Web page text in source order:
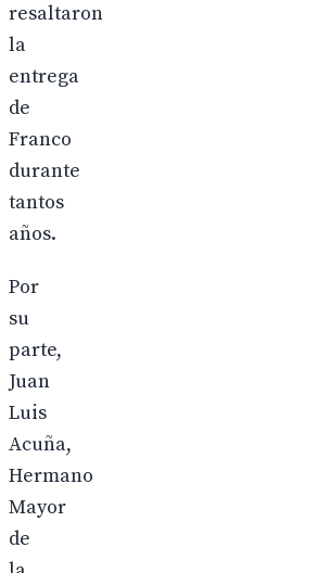
resaltaron
la
entrega
de
Franco
durante
tantos
años.
Por
su
parte,
Juan
Luis
Acuña,
Hermano
Mayor
de